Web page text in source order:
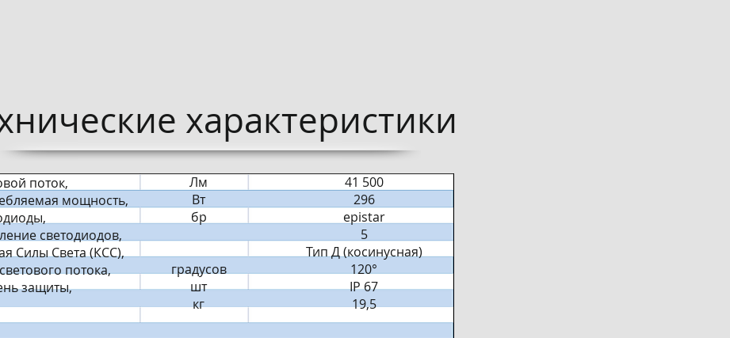
характеристики​
41 500
296
epistar
5
Тип Д (косинусная)
120°
IP 67
19,5
Лм
Вт
бр
градусов
шт
кг
поток,
мощность,
светодиодов,
Силы Света (КСС),
потока,
защиты,